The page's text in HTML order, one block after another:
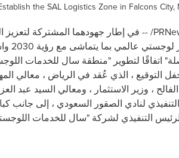
the SAL Logistics Zone in Falcons
/ -- في إطار جهودهما المشتركة لتعزيز
اتفاقًا لتطوير "منطقة سال للخدمات
1.5 مليون متر مربع. حضر حفل التوقيع ، الذي عُقد في
، وزير الاستثمار ، ومعالي السيد عبد
لنادي الصقور السعودي ، إلى جانب
التنفيذي لشركة "سال للخدمات